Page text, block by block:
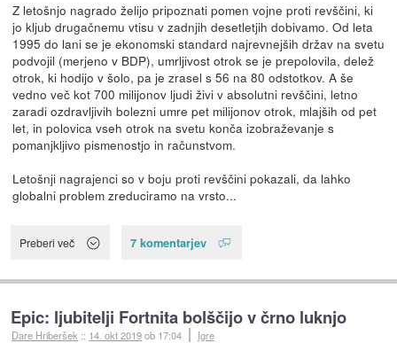
Z letošnjo nagrado želijo pripoznati pomen vojne proti revščini, ki
jo kljub drugačnemu vtisu v zadnjih desetletjih dobivamo. Od leta
1995 do lani se je ekonomski standard najrevnejših držav na svetu
podvojil (merjeno v BDP), umrljivost otrok se je prepolovila, delež
otrok, ki hodijo v šolo, pa je zrasel s 56 na 80 odstotkov. A še
vedno več kot 700 milijonov ljudi živi v absolutni revščini, letno
zaradi ozdravljivih bolezni umre pet milijonov otrok, mlajših od pet
let, in polovica vseh otrok na svetu konča izobraževanje s
pomanjkljivo pismenostjo in računstvom.
Letošnji nagrajenci so v boju proti revščini pokazali, da lahko
globalni problem zreduciramo na vrsto...
Preberi več 7 komentarjev
Epic: ljubitelji Fortnita bolščijo v črno luknjo
Dare Hriberšek :: 14. okt 2019ob 17:04 Igre